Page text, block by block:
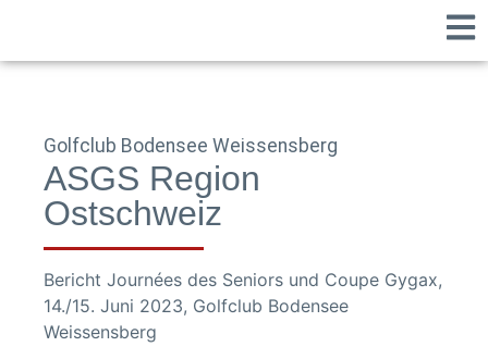
Golfclub Bodensee Weissensberg
ASGS Region
Ostschweiz
Bericht Journées des Seniors und Coupe Gygax,
14./15. Juni 2023, Golfclub Bodensee
Weissensberg